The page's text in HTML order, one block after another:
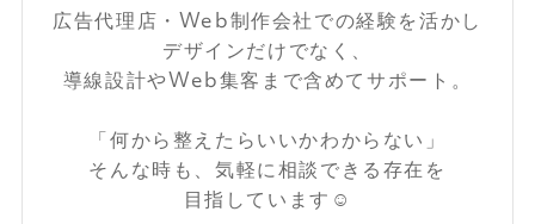
広告代理店・Web制作会社での経験を活かし
デザインだけでなく、
導線設計やWeb集客まで含めてサポート。
「何から整えたらいいかわからない」
そんな時も、気軽に相談できる存在を
目指しています☺️